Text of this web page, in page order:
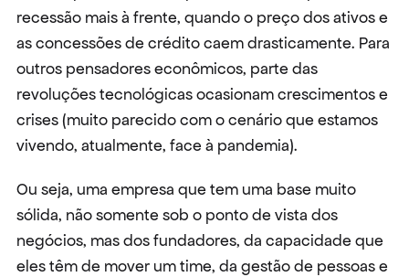
recessão mais à frente, quando o preço dos ativos e
as concessões de crédito caem drasticamente. Para
outros pensadores econômicos, parte das
revoluções tecnológicas ocasionam crescimentos e
crises (muito parecido com o cenário que estamos
vivendo, atualmente, face à pandemia).
Ou seja, uma empresa que tem uma base muito
sólida, não somente sob o ponto de vista dos
negócios, mas dos fundadores, da capacidade que
eles têm de mover um time, da gestão de pessoas e